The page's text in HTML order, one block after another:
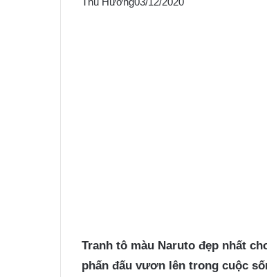
Tranh tô màu Naruto đẹp nhất
phấn đấu vươn lên trong cuộc